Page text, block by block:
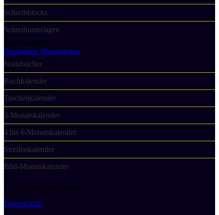
Schreibblocks
Schreibunterlagen
Top Produkte
Navigation überspringen
Notizbücher
Buchkalender
Taschenkalender
3-Monatskalender
4 bis 6-Monatskalender
Streifenkalender
Bild-Monatskalender
© 2026 druckhaus boeken
Datenschutz